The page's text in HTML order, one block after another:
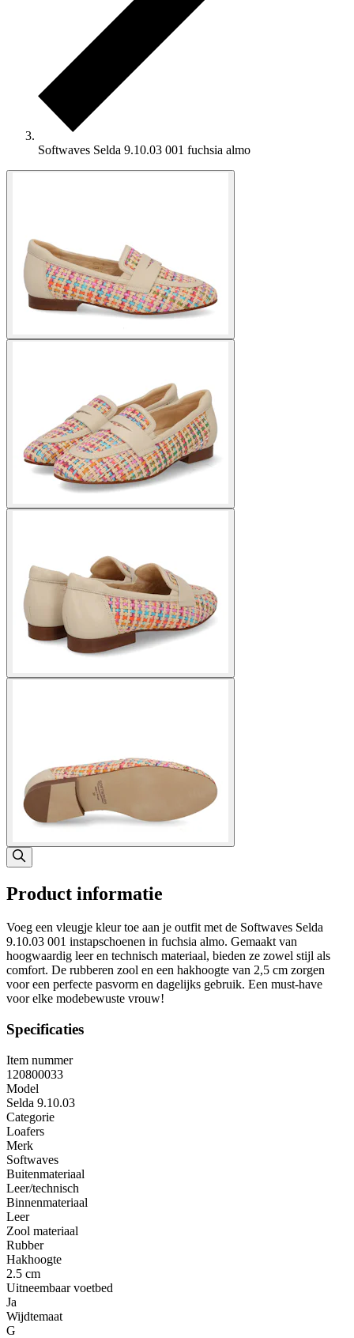
Softwaves Selda 9.10.03 001 fuchsia almo
Product informatie
Voeg een vleugje kleur toe aan je outfit met de Softwaves Selda
9.10.03 001 instapschoenen in fuchsia almo. Gemaakt van
hoogwaardig leer en technisch materiaal, bieden ze zowel stijl als
comfort. De rubberen zool en een hakhoogte van 2,5 cm zorgen
voor een perfecte pasvorm en dagelijks gebruik. Een must-have
voor elke modebewuste vrouw!
Specificaties
Item nummer
120800033
Model
Selda 9.10.03
Categorie
Loafers
Merk
Softwaves
Buitenmateriaal
Leer/technisch
Binnenmateriaal
Leer
Zool materiaal
Rubber
Hakhoogte
2.5 cm
Uitneembaar voetbed
Ja
Wijdtemaat
G